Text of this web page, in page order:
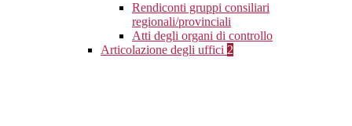
Rendiconti gruppi consiliari
regionali/provinciali
Atti degli organi di controllo
Articolazione degli uffici 2